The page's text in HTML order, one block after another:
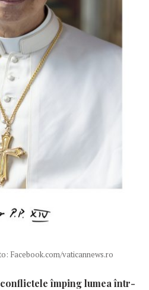
Facebook.com/vaticannews.ro
conflictele împing lumea într-